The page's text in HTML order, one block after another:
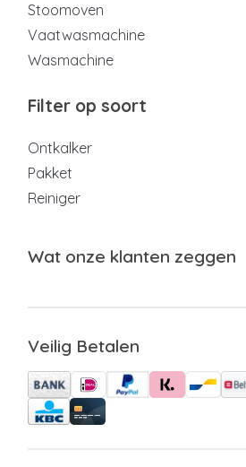
Stoomoven
Vaatwasmachine
Wasmachine
Filter op soort
Ontkalker
Pakket
Reiniger
Wat onze klanten zeggen
Veilig Betalen